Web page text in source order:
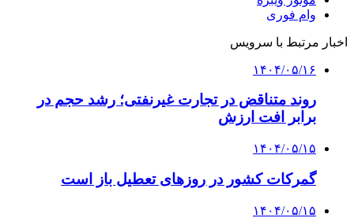
وام فوری
اخبار مرتبط با سرویس
۱۴۰۴/۰۵/۱۶
روند متناقض در تجارت غیرنفتی؛ رشد حجم در
برابر افت ارزش
۱۴۰۴/۰۵/۱۵
گمرکات کشور در روزهای تعطیل باز است
۱۴۰۴/۰۵/۱۵